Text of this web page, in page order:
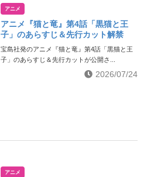
アニメ
アニメ『猫と竜』第4話「黒猫と王
子」のあらすじ＆先行カット解禁
宝島社発のアニメ『猫と竜』第4話「黒猫と王
子」のあらすじ＆先行カットが公開さ...
2026/07/24
アニメ